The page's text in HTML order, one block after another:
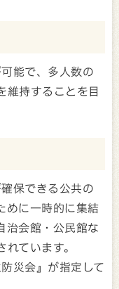
能で、多人数の
維持することを目
保できる公共の
めに一時的に集結
治会館・公民館な
ています。
災会』が指定して